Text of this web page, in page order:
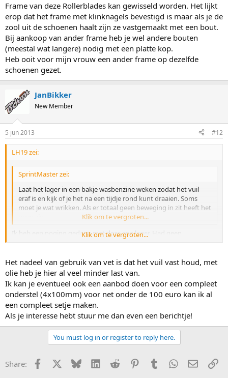
Frame van deze Rollerblades kan gewisseld worden. Het lijkt
erop dat het frame met klinknagels bevestigd is maar als je de
zool uit de schoenen haalt zijn ze vastgemaakt met een bout.
Bij aankoop van ander frame heb je wel andere bouten
(meestal wat langere) nodig met een platte kop.
Heb ooit voor mijn vrouw een ander frame op dezelfde
schoenen gezet.
JanBikker
New Member
5 jun 2013 #12
LH19 zei:
SprintMaster zei:
Laat het lager in een bakje wasbenzine weken zodat het vuil
eraf is en kijk of je het na een tijdje rond kunt draaien. Soms
moet je wat wrikken. Als er totaal geen beweging in zit heeft het
Klik om te vergroten...
Ik heb een poging gedaan met deze ene lager. Had geen
wasbenzine in huis, maar een beetje terpetine doet ook wonderen.
en het resultaat was een enorm soepel draaiende lager. Heb het
lager vervolgens met vet gesmeerd, had het achteraf misschien
beter met olie kunnen doen. Las net dat vet nogal zwaar rijdt...
maar kan hem altijd weer opnieuw schoonmaken.
De overige lagers moeten namelijk ook nog! Maar dacht laat ik het
eerst maar is met één proberen. Straks eerst maar is even een
rondje skeeleren, kijken of dit lager wat soepeler gaat draaien. Het
vet moet zich namelijk wel eerst goed verspreiden.
Klik om te vergroten...
Het nadeel van gebruik van vet is dat het vuil vast houd, met
olie heb je hier al veel minder last van.
Ik kan je eventueel ook een aanbod doen voor een compleet
onderstel (4x100mm) voor net onder de 100 euro kan ik al
een compleet setje maken.
Als je interesse hebt stuur me dan even een berichtje!
You must log in or register to reply here.
Share: Facebook Bluesky LinkedInReddit PinterestTumblrWhatsApp
E-mail